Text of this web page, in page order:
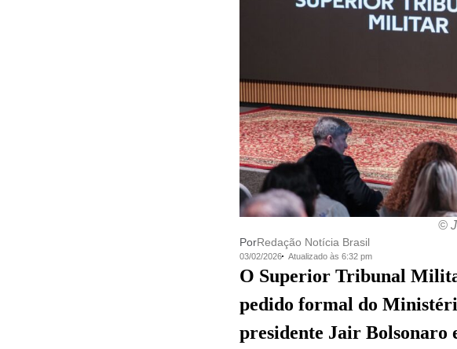
©
PorRedação Notícia Brasil
03/02/2026 Atualizado às 6:32 pm
O Superior Tribunal
pedido formal do
presidente Jair Bolsonaro